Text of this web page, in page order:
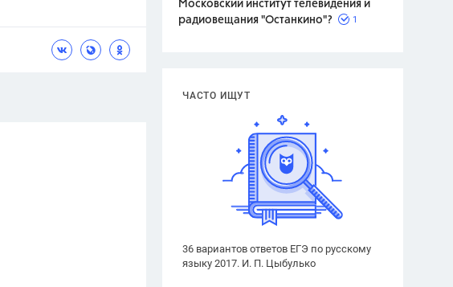
Московский институт телевидения и
радиовещания "Останкино"?
1
ЧАСТО ИЩУТ
36 вариантов ответов ЕГЭ по русскому
языку 2017. И. П. Цыбулько